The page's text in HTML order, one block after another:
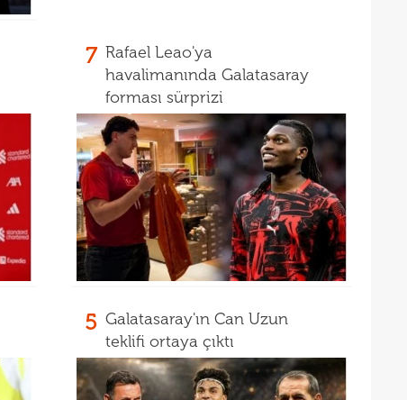
7 Rafael Leao'ya
havalimanında Galatasaray
forması sürprizi
5 Galatasaray'ın Can Uzun
teklifi ortaya çıktı